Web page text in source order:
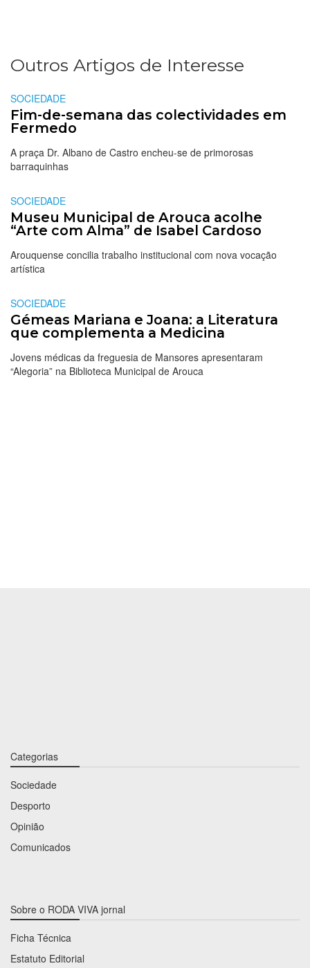
Outros Artigos de Interesse
SOCIEDADE
Fim-de-semana das colectividades em
Fermedo
A praça Dr. Albano de Castro encheu-se de primorosas
barraquinhas
SOCIEDADE
Museu Municipal de Arouca acolhe
“Arte com Alma” de Isabel Cardoso
Arouquense concilia trabalho institucional com nova vocação
artística
SOCIEDADE
Gémeas Mariana e Joana: a Literatura
que complementa a Medicina
Jovens médicas da freguesia de Mansores apresentaram
“Alegoria” na Biblioteca Municipal de Arouca
Categorias
Sociedade
Desporto
Opinião
Comunicados
Sobre o RODA VIVA jornal
Ficha Técnica
Estatuto Editorial